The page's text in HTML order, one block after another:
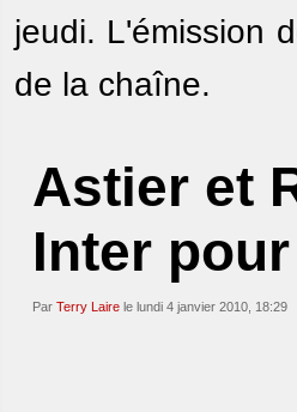
jeudi. L'émission
de la chaîne.
Astier et
Inter
Par Terry Laire le lundi 4 janvier 2010, 18:29